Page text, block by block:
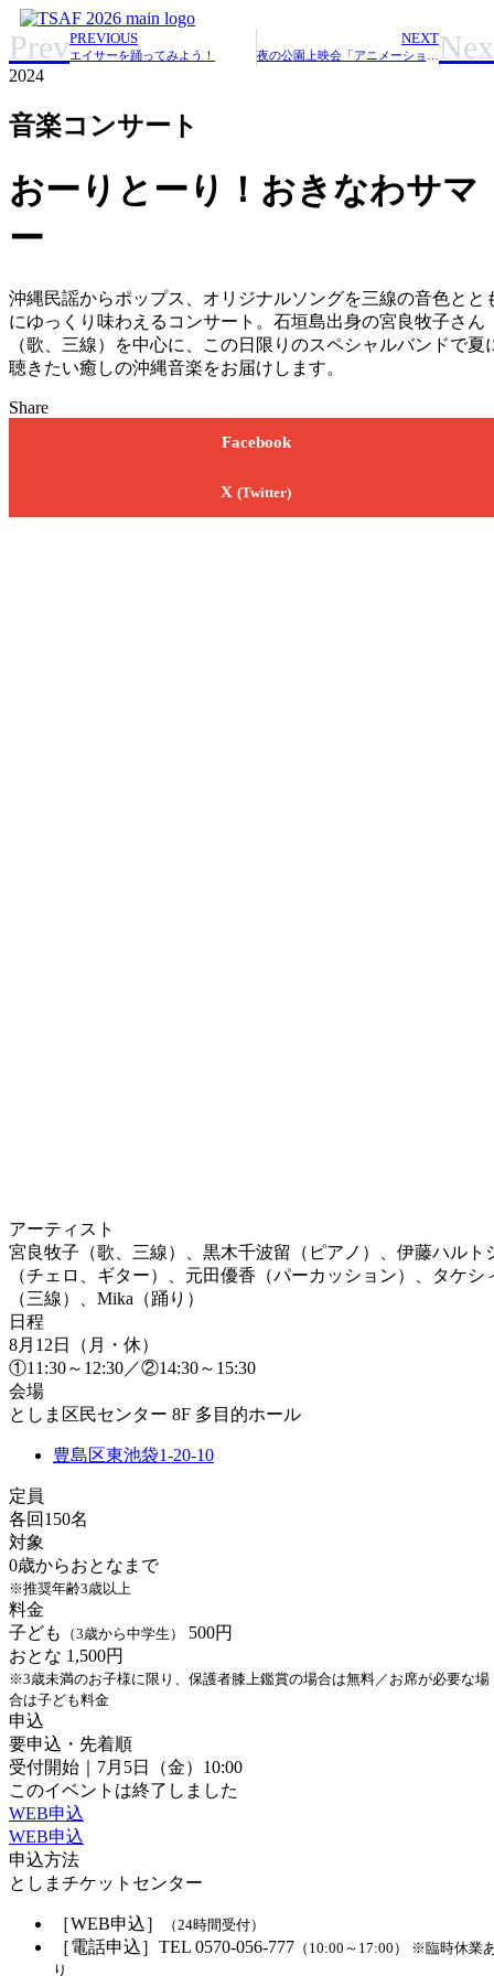
コ
ン
テ
ツ
に
キ
ッ
PrevPREVIOUS
エイサーを踊ってみよう！
NEXT
2024
音楽コンサート
おーりとーり！おきなわサマ
ー
沖縄民謡からポップス、オリジナルソングを三線の音色とと
にゆっくり味わえるコンサート。石垣島出身の宮良牧子さん
（歌、三線）を中心に、この日限りのスペシャルバンドで夏
聴きたい癒しの沖縄音楽をお届けします。
Share
Facebook
X (Twitter)
アーティスト
宮良牧子（歌、三線）、黒木千波留（ピアノ）、伊藤ハルト
（チェロ、ギター）、元田優香（パーカッション）、タケシ
（三線）、Mika（踊り）
日程
8月12日（月・休）
①11:30～12:30／②14:30～15:30
会場
としま区民センター 8F 多目的ホール
豊島区東池袋1-20-10
定員
各回150名
対象
0歳からおとなまで
※推奨年齢3歳以上
料金
子ども
（3歳から中学生）
500円
おとな 1,500円
※3歳未満のお子様に限り、保護者膝上鑑賞の場合は無料／お席が必要な場
合は子ども料金
申込
要申込・先着順
受付開始｜7月5日（金）10:00
このイベントは終了しました
WEB申込
WEB申込
申込方法
としまチケットセンター
［WEB申込］ （24時間受付）
［電話申込］TEL 0570-056-777 （10:00～17:00） ※臨時休業
り